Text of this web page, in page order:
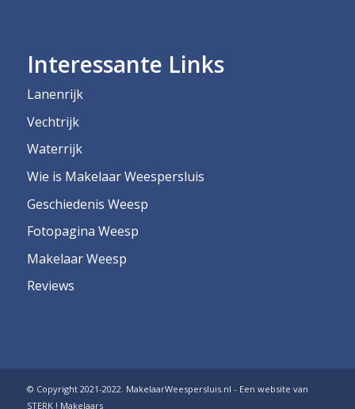
Interessante Links
Lanenrijk
Vechtrijk
Waterrijk
Wie is Makelaar Weespersluis
Geschiedenis Weesp
Fotopagina Weesp
Makelaar Weesp
Reviews
© Copyright 2021-2022. MakelaarWeespersluis.nl - Een website van
STERK ! Makelaars